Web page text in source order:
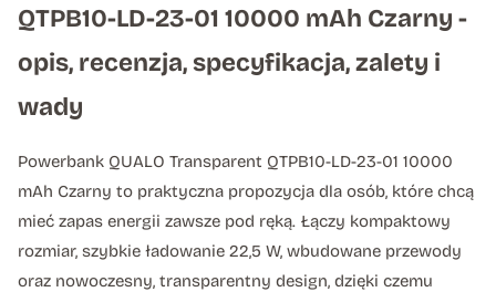
QTPB10-LD-23-01 10000 mAh Czarny -
opis, recenzja, specyfikacja, zalety i
wady
Powerbank QUALO Transparent QTPB10-LD-23-01 10000
mAh Czarny to praktyczna propozycja dla osób, które chcą
mieć zapas energii zawsze pod ręką. Łączy kompaktowy
rozmiar, szybkie ładowanie 22,5 W, wbudowane przewody
oraz nowoczesny, transparentny design, dzięki czemu